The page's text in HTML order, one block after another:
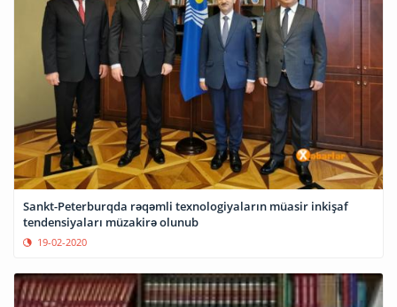
Sankt-Peterburqda rəqəmli texnologiyaların müasir inkişaf
tendensiyaları müzakirə olunub
19-02-2020